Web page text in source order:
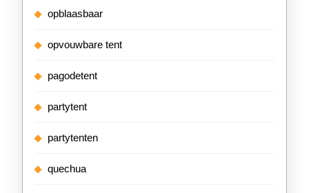
opblaasbaar
opvouwbare tent
pagodetent
partytent
partytenten
quechua